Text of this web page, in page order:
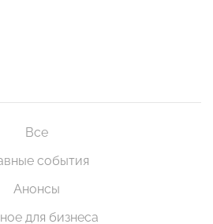
Все
события
Анонсы
для бизнеса